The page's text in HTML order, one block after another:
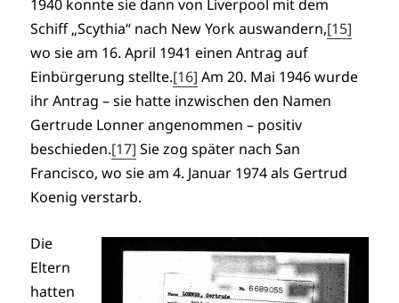
1940 konnte sie dann von Liverpool mit dem
Schiff „Scythia“ nach New York auswandern,[15]
wo sie am 16. April 1941 einen Antrag auf
Einbürgerung stellte.[16] Am 20. Mai 1946 wurde
ihr Antrag – sie hatte inzwischen den Namen
Gertrude Lonner angenommen – positiv
beschieden.[17] Sie zog später nach San
Francisco, wo sie am 4. Januar 1974 als Gertrud
Koenig verstarb.
Die
Eltern
hatten